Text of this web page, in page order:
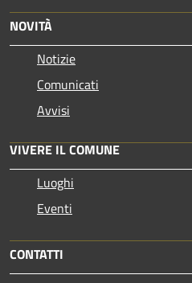
NOVITÀ
Notizie
Comunicati
Avvisi
VIVERE IL COMUNE
Luoghi
Eventi
CONTATTI